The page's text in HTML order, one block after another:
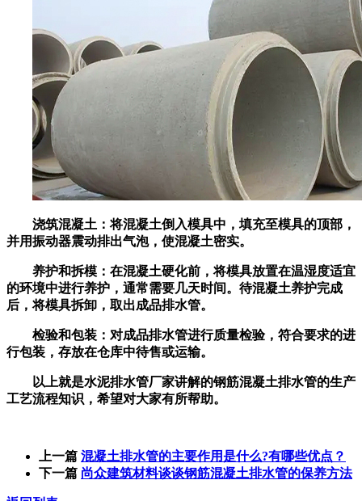
浇筑混凝土：将混凝土倒入模具中，填充至模具的顶部，
并用振动器震动排出气泡，使混凝土密实。
养护和拆模：在混凝土硬化前，将模具放置在温湿度适宜
的环境中进行养护，通常需要几天时间。待混凝土养护完成
后，将模具拆卸，取出成品排水管。
检验和包装：对成品排水管进行质量检验，符合要求的进
行包装，存放在仓库中待售或运输。
以上就是水泥排水管厂家讲解的钢筋混凝土排水管的生产
工艺流程知识，希望对大家有所帮助。
上一篇 混凝土排水管的主要作用是什么?有哪些优点？
下一篇 尚众建筑材料谈谈钢筋混凝土排水管的保养方法